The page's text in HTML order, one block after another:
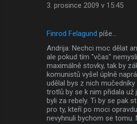
3. prosince 2009 v 15:45
Finrod Felagund píše…
Andrija: Nechci moc dělat
ale pokud tím "včas"
maximálně stovky, tak by
komunistů vyšel úplně
udělal bys z nich
trotlů by se k nim přidala už
byli za rebely. Ti by se pak
pro ty, kteří po moci
nevyhnuli bychom se tomu.